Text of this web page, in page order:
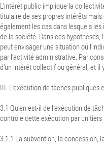
L’intérêt public implique la
titulaire de ses propres intérêts
également les cas dans lesquels
de la société. Dans ces hypothèses,
peut envisager une situation oú
par l’activité administrative. Par
d’un intérêt collectif ou général, et
III. L’exécution de tâches publiques
3.1 Qu’en est-il de l’exécution de
contrôle cette exécution par un
3.1.1 La subvention, la concession,